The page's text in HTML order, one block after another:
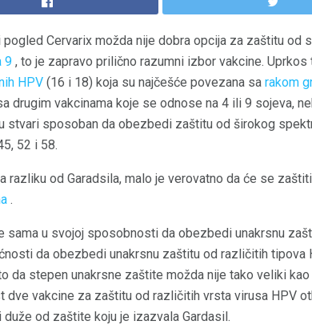
pogled Cervarix možda nije dobra opcija za zaštitu od
9 , to je zapravo prilično razumni izbor vakcine.
HPV (16 i 18) koja su najčešće povezana sa rakom
drugim vakcinama koje se odnose na 4 ili 9 sojeva,
stvari sposoban da obezbedi zaštitu od širokog
52 i 58.
razliku od Garadsila, malo je verovatno da će se
.
sama u svojoj sposobnosti da obezbedi unakrsnu
da obezbedi unakrsnu zaštitu od različitih tipova
da stepen unakrsne zaštite možda nije tako veliki
dve vakcine za zaštitu od različitih vrsta virusa HPV
duže od zaštite koju je izazvala Gardasil.